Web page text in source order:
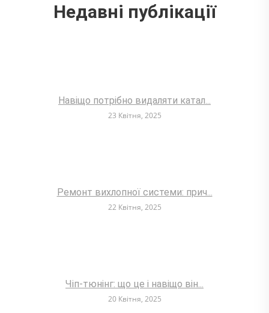
Недавні публікації
Навіщо потрібно видаляти катал...
23 Квітня, 2025
Ремонт вихлопної системи: прич...
22 Квітня, 2025
Чіп-тюнінг: що це і навіщо він...
20 Квітня, 2025